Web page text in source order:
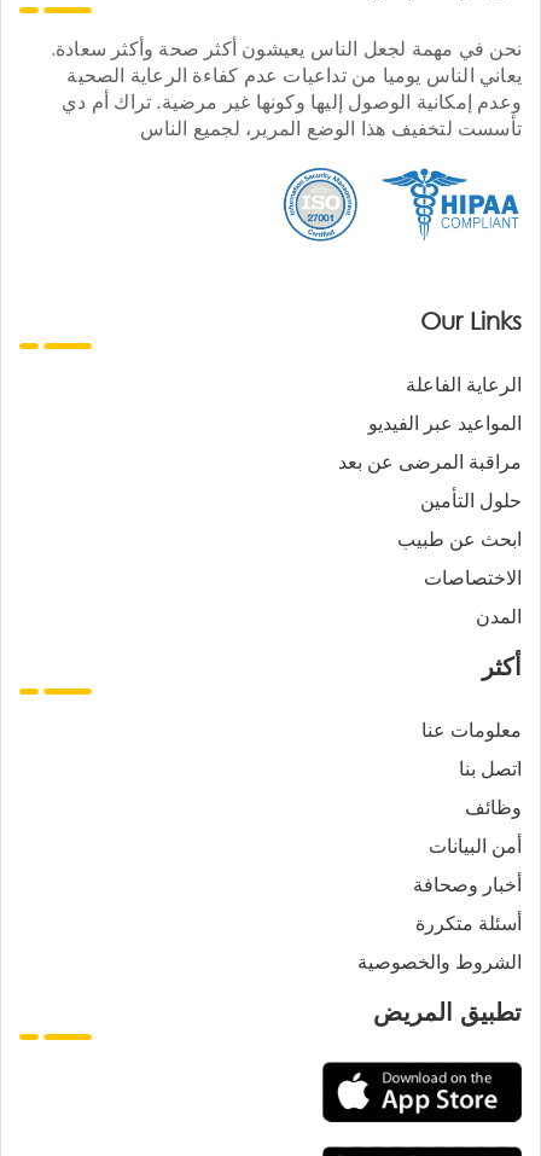
نحن في مهمة لجعل الناس يعيشون أكثر صحة وأكثر سعادة.
يعاني الناس يوميا من تداعيات عدم كفاءة الرعاية الصحية
وعدم إمكانية الوصول إليها وكونها غير مرضية. تراك أم دي
تأسست لتخفيف هذا الوضع المرير، لجميع الناس
Our Links
الرعاية الفاعلة
المواعيد عبر الفيديو
مراقبة المرضى عن بعد
حلول التأمين
ابحث عن طبيب
الاختصاصات
المدن
أكثر
معلومات عنا
اتصل بنا
وظائف
أمن البيانات
أخبار وصحافة
أسئلة متكررة
الشروط والخصوصية
تطبيق المريض